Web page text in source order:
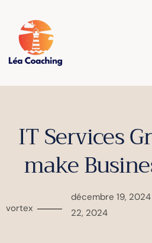
IT Services
make
vortex
décembre 19,
22, 2024